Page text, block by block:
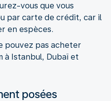
vous que vous
par carte de crédit, car il
en espèces.
pouvez pas acheter
à Istanbul, Dubaï et
posées